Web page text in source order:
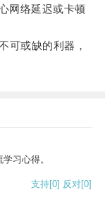
网络延迟或卡顿
或缺的利器，
习心得。
支持[0] 反对[0]